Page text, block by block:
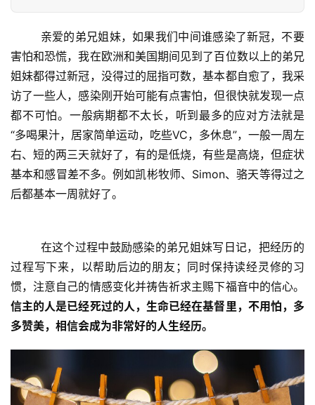
害怕和恐慌，我在欧洲和美国期间见到了百位数以上的弟兄
姐妹都得过新冠，没得过的屈指可数，基本都自愈了，我采
访了一些人，感染刚开始可能有点害怕，但很快就发现一点
都不可怕。一般病期都不太长，听到最多的应对方法就是
“多喝果汁，居家简单运动，吃些VC，多休息”，一般一周左
右、短的两三天就好了，有的是低烧，有些是高烧，但症状
基本和感冒差不多。例如凯彬牧师、Simon、骆天等得过之
后都基本一周就好了。
过程写下来，以帮助后边的朋友；同时保持读经灵修的习
惯，注意自己的情感变化并祷告祈求主赐下福音中的信心。
信主的人是已经死过的人，生命已经在基督里，不用怕，多
多赞美，相信会成为非常好的人生经历。